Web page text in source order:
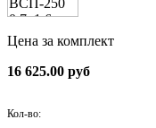
Цена за комплект
16 625.00 руб
Кол-во: